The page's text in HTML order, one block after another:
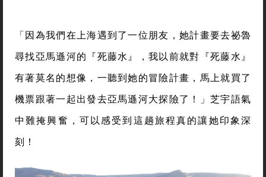
「因為我們在上海遇到了一位朋友，她計畫要去祕魯
尋找亞馬遜河的『死藤水』，我以前就對『死藤水』
有著莫名的想像，一聽到她的冒險計畫，馬上就買了
機票跟著一起出發去亞馬遜河大探險了！」芝宇語氣
中難掩興奮，可以感受到這趟旅程真的讓她印象深
刻！